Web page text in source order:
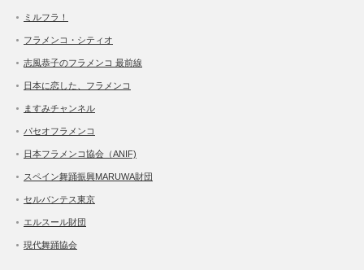
ミルフラ！
フラメンコ・シティオ
志風恭子のフラメンコ 最前線
日本に恋した、フラメンコ
ますみチャンネル
パセオフラメンコ
日本フラメンコ協会（ANIF)
スペイン舞踊振興MARUWA財団
セルバンテス東京
エルスール財団
現代舞踊協会